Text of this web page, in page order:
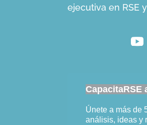
ejecutiva en RSE
CapacitaRSE
Únete a más de
análisis, ideas y